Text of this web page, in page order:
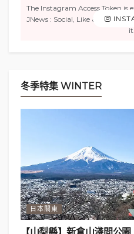
有露天溫泉，不過住客可
（兩家旅館相距10分鐘
關於銀山溫泉附近
各家
銀山温泉案内所：各家旅
網友的文章：日本、山形
2. 日間入浴的
The Instagram Access Token is
JNews : Social, Like & View >
it.
冬季特集 WINTER
日本關東
【山梨縣】新倉山淺間公